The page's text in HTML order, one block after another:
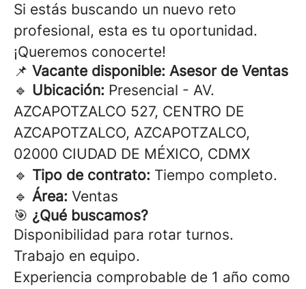
Si estás buscando un nuevo reto
profesional, esta es tu oportunidad.
¡Queremos conocerte!
📌 Vacante disponible: Asesor de Ventas
🔹 Ubicación: Presencial - AV.
AZCAPOTZALCO 527, CENTRO DE
AZCAPOTZALCO, AZCAPOTZALCO,
02000 CIUDAD DE MÉXICO, CDMX
🔹 Tipo de contrato: Tiempo completo.
🔹 Área: Ventas
🎯 ¿Qué buscamos?
Disponibilidad para rotar turnos.
Trabajo en equipo.
Experiencia comprobable de 1 año como